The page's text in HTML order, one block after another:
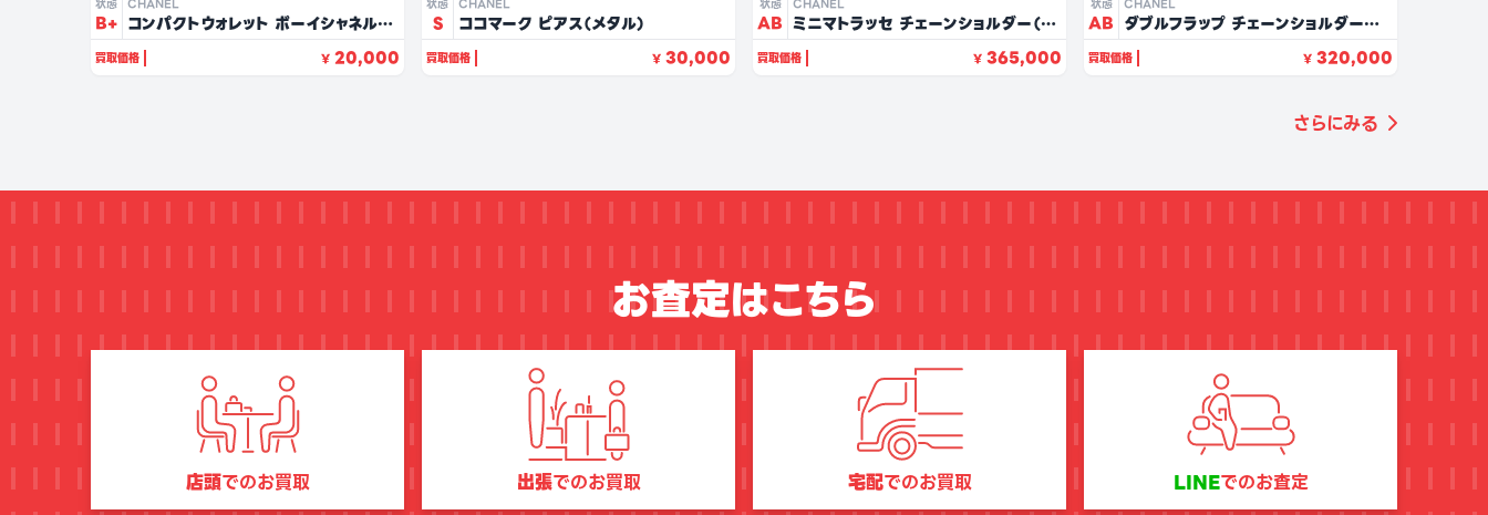
状態
B+
CHANEL
コンパクトウォレット ボーイシャネル
（グレー/キャビアスキン）
買取価格 ¥ 20,000
状態
S
CHANEL
ココマーク ピアス（メタル）
買取価格 ¥ 30,000
状態
AB
CHANEL
ミニマトラッセ チェーンショルダー（ブ
ラック/ラムスキン）
買取価格 ¥ 365,000
状態
AB
CHANEL
ダブルフラップ チェーンショルダー
25（ブラック/ラムスキン）
買取価格 ¥ 320,000
さらにみる
お査定はこちら
店頭でのお買取 出張でのお買取 宅配でのお買取 LINEでのお査定